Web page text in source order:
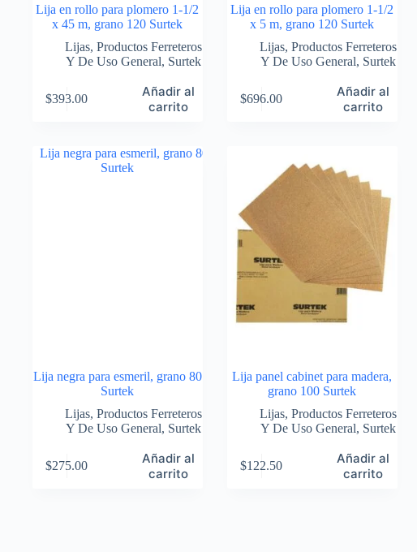
Lija en rollo para plomero 1-1/2
x 45 m, grano 120 Surtek
Lijas,Productos Ferreteros
Y De Uso General, Surtek
$393.00
Añadir al
carrito
Lija en rollo para plomero 1-1/2
x 5 m, grano 120 Surtek
Lijas,Productos Ferreteros
Y De Uso General, Surtek
$696.00
Añadir al
carrito
Lija negra para esmeril, grano 80
Surtek
Lijas,Productos Ferreteros
Y De Uso General, Surtek
$275.00
Añadir al
carrito
Lija panel cabinet para madera,
grano 100 Surtek
Lijas,Productos Ferreteros
Y De Uso General, Surtek
$122.50
Añadir al
carrito